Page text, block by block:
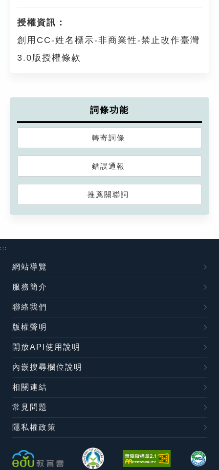
授權資訊：
創用CC-姓名標示-非商業性-禁止改作臺灣
3.0版授權條款
詞條功能
轉寄詞條
錯誤通報
推薦關聯詞
:::
網站導覽
服務簡介
聯絡我們
版權聲明
開放API使用說明
內嵌搜尋欄位說明
相關連結
常見問題
隱私權政策